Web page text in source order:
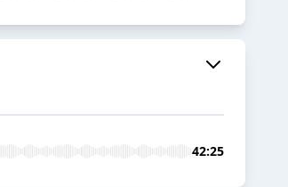
42:25